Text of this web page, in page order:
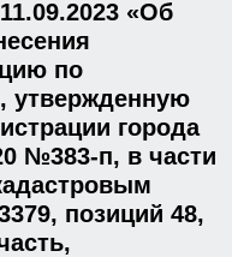
«Об
по
утвержденную
города
№383-п, в части
позиций 48,